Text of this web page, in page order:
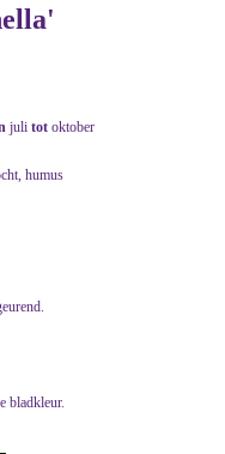
juli tot oktober
humus
bladkleur.